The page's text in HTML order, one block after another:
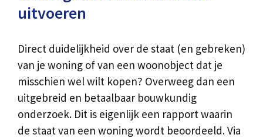
uitvoeren
Direct duidelijkheid over de staat (en gebreken)
van je woning of van een woonobject dat je
misschien wel wilt kopen? Overweeg dan een
uitgebreid en betaalbaar bouwkundig
onderzoek. Dit is eigenlijk een rapport waarin
de staat van een woning wordt beoordeeld. Via